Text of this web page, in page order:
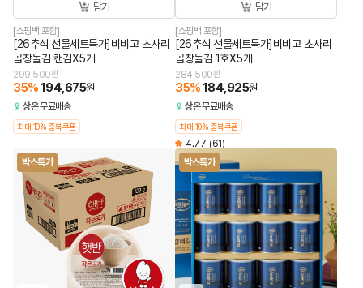
담기
[쇼핑백 포함]
[26추석 선물세트특가]비비고 초사리
곱창돌김 캔김X5개
299,500원
35%194,675원
상온무료배송
최대 10% 중복쿠폰
담기
[쇼핑백 포함]
[26추석 선물세트특가]비비고 초사리
곱창돌김 1호X5개
284,500원
35%184,925원
상온무료배송
최대 10% 중복쿠폰
4.77 (61)
박스특가
박스특가